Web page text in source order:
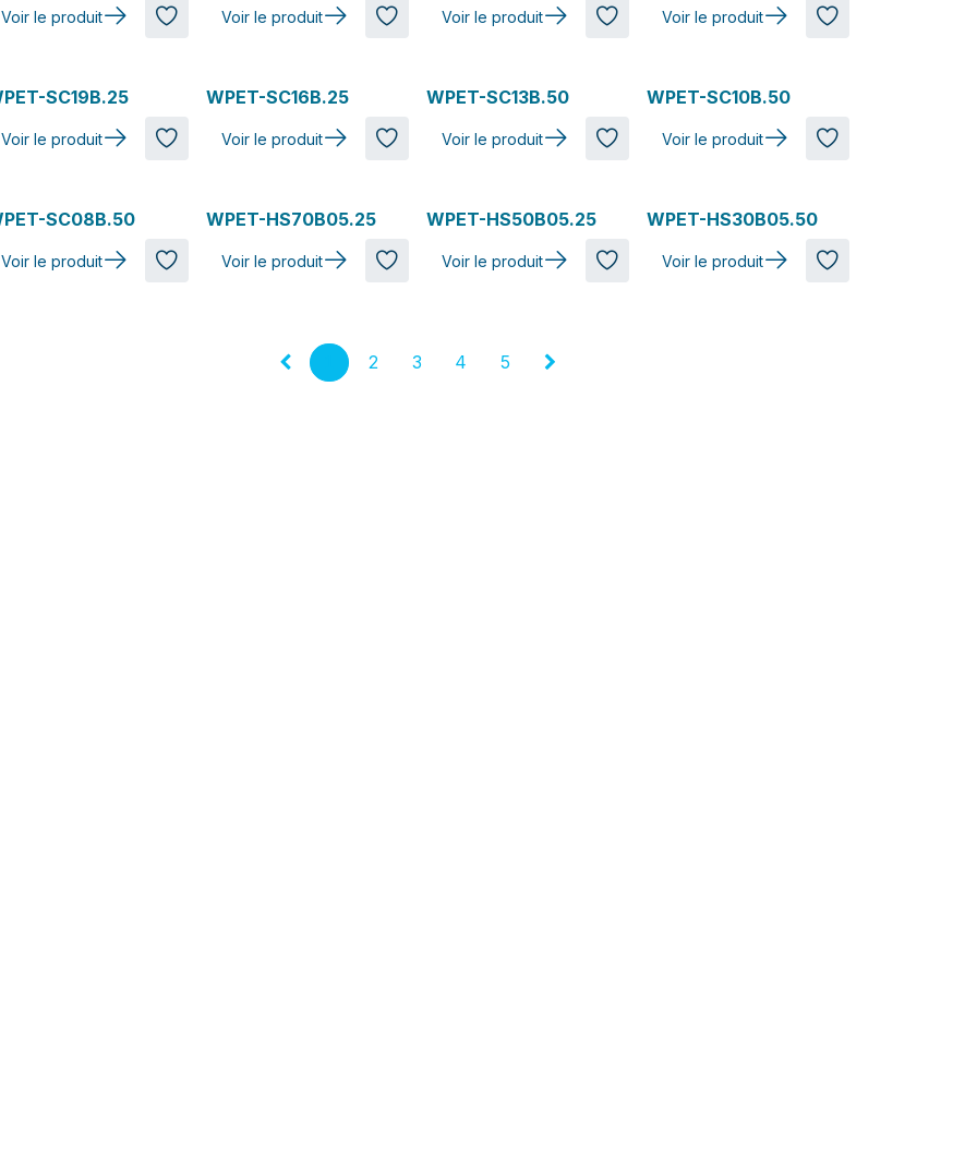
Voir le produit Voir le produit Voir le produit Voir le produit
SC19B.25
Voir le produit
WPET-SC16B.25
Voir le produit
WPET-SC13B.50
Voir le produit
WPET-SC10B.50
Voir le produit
SC08B.50
Voir le produit
WPET-HS70B05.25
Voir le produit
WPET-HS50B05.25
Voir le produit
WPET-HS30B05.50
Voir le produit
2 3 4 5